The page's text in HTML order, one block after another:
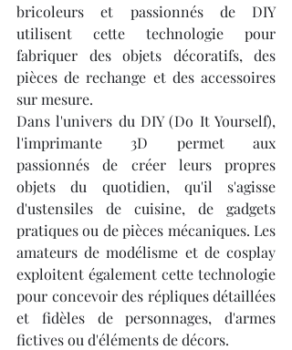
bricoleurs et passionnés de DIY
utilisent cette technologie pour
fabriquer des objets décoratifs, des
pièces de rechange et des accessoires
sur mesure.
Dans l'univers du DIY (Do It Yourself),
l'imprimante 3D permet aux
passionnés de créer leurs propres
objets du quotidien, qu'il s'agisse
d'ustensiles de cuisine, de gadgets
pratiques ou de pièces mécaniques. Les
amateurs de modélisme et de cosplay
exploitent également cette technologie
pour concevoir des répliques détaillées
et fidèles de personnages, d'armes
fictives ou d'éléments de décors.